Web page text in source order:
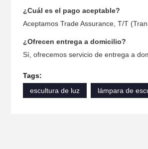
¿Cuál es el pago aceptable?
Aceptamos Trade Assurance, T/T
¿Ofrecen entrega a domicilio?
Sí, ofrecemos servicio de entrega a
Tags:
escultura de luz
lámpara de